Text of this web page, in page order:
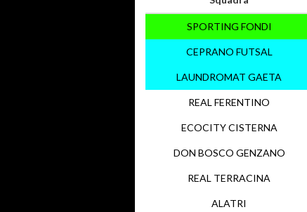
SPORTING FONDI
CEPRANO FUTSAL
LAUNDROMAT GAETA
REAL FERENTINO
ECOCITY CISTERNA
DON BOSCO GENZANO
REAL TERRACINA
ALATRI